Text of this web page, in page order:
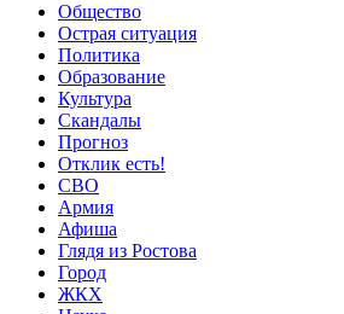
Общество
Острая ситуация
Политика
Образование
Культура
Скандалы
Прогноз
Отклик есть!
СВО
Армия
Афиша
Глядя из Ростова
Город
ЖКХ